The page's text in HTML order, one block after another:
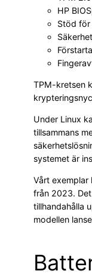
HP
Stöd
TPM-kretsen
Under Linux
tillsammans
systemet är
Vårt exemplar
från 2023.
tillhandahålla
modellen